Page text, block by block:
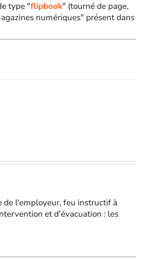
type "flipbook" (tourné de page,
numériques" présent dans
de l'employeur, feu instructif à
et d'évacuation : les